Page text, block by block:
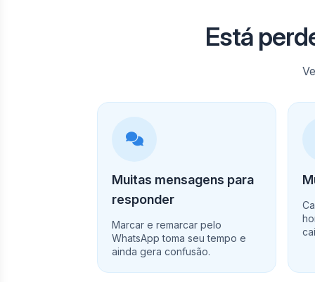
Está
Muitas mensagens para
responder
Marcar e remarcar pelo
WhatsApp toma seu tempo e
ainda gera confusão.